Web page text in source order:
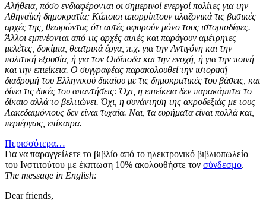
Αλήθεια, πόσο ενδιαφέρονται οι σημερινοί ενεργοί πολίτες για την
Αθηναϊκή δημοκρατία; Κάποιοι απορρίπτουν αλαζονικά τις βασικές
αρχές της, θεωρώντας ότι αυτές αφορούν μόνο τους ιστοριοδίφες.
Άλλοι εμπνέονται από τις αρχές αυτές και παράγουν αμέτρητες
μελέτες, δοκίμια, θεατρικά έργα, π.χ. για την Αντιγόνη και την
πολιτική εξουσία, ή για τον Οιδίποδα και την ενοχή, ή για την ποινή
και την επιείκεια. Ο συγγραφέας παρακολουθεί την ιστορική
διαδρομή του Ελληνικού δικαίου με τις δημοκρατικές του βάσεις, και
δίνει τις δικές του απαντήσεις: Όχι, η επιείκεια δεν παρακάμπτει το
δίκαιο αλλά το βελτιώνει. Όχι, η συνάντηση της ακροδεξιάς με τους
Λακεδαιμόνιους δεν είναι τυχαία. Ναι, τα ευρήματα είναι πολλά και,
περιέργως, επίκαιρα.
Περισσότερα…
Για να παραγγείλετε το βιβλίο από το ηλεκτρονικό βιβλιοπωλείο
του Ινστιτούτου με έκπτωση 10% ακολουθήστε τον σύνδεσμο.
The message in English:
Dear friends,